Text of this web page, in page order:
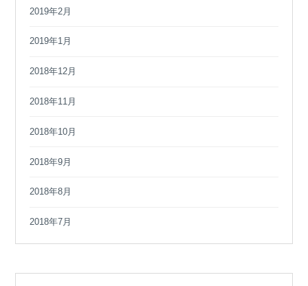
2019年2月
2019年1月
2018年12月
2018年11月
2018年10月
2018年9月
2018年8月
2018年7月